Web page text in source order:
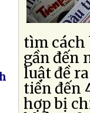
tìm cách
gần đến
luật đề
tiền đến
hợp bị